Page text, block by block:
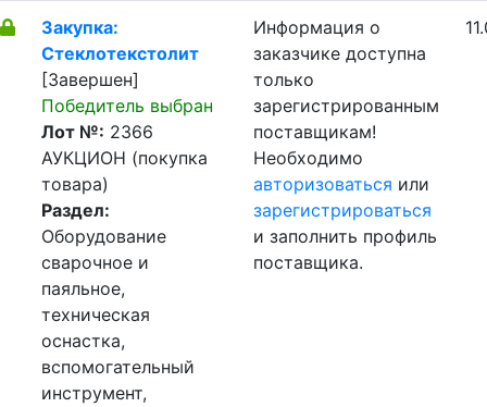
Закупка:
Стеклотекстолит
[Завершен]
Победитель выбран
Лот №: 2366
АУКЦИОН (покупка
товара)
Раздел:
Оборудование
сварочное и
паяльное,
техническая
оснастка,
вспомогательный
инструмент,
Информация о
заказчике доступна
только
зарегистрированным
поставщикам!
Необходимо
авторизоваться или
зарегистрироваться
и заполнить профиль
поставщика.